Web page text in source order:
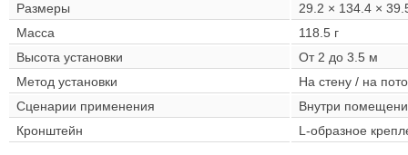
Размеры
29.2 × 134.4 ×
Масса
118.5 г
Высота установки
От 2 до 3.5 м
Метод установки
На стену / на
Сценарии применения
Внутри
Кронштейн
L-образное